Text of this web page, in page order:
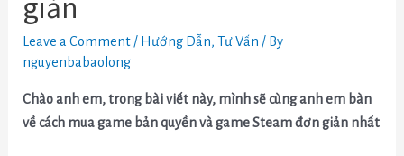
Leave a Comment / Hướng Dẫn,Tư Vấn / By
nguyenbabaolong
Chào anh em, trong bài viết này, mình sẽ cùng anh em bàn
về cách mua game bản quyền và game Steam đơn giản nhất